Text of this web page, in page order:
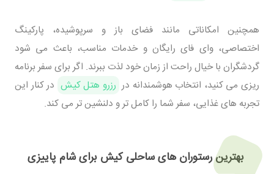
همچنین امکاناتی مانند فضای باز و سرپوشیده، پارکینگ
اختصاصی، وای فای رایگان و خدمات مناسب، باعث می شود
گردشگران با خیال راحت از زمان خود لذت ببرند. اگر برای سفر برنامه
ریزی می کنید، انتخاب هوشمندانه در رزرو هتل کیش در کنار این
تجربه های غذایی، سفر شما را کامل تر و دلنشین تر می کند.
بهترین رستوران های ساحلی کیش برای شام پاییزی